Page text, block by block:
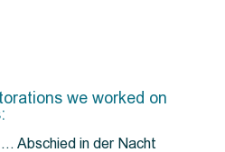
we worked on
Abschied in der Nacht